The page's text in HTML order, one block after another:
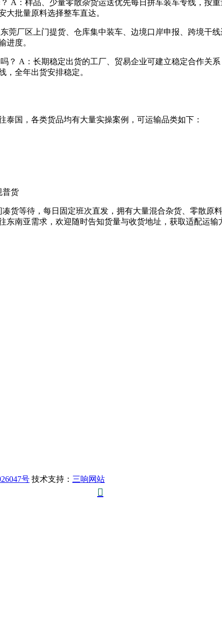
A：样品、少量零散杂货运送优先每日拼车装车专线，按
大批量原料选择整车直达。
莞厂区上门提货、仓库集中装车、边境口岸申报、跨境干
进度。
？ A：长期稳定出货的工厂、贸易企业可建立稳定合作关
，全年出货安排稳定。
国，各类货品均有大量实操案例，可运输品类如下：
普货
货等待，每日固定班次直发，拥有大量混合杂货、零散原
南亚需求，欢迎随时告知货量与收货地址，获取适配运输
号 技术支持： 三响网站
